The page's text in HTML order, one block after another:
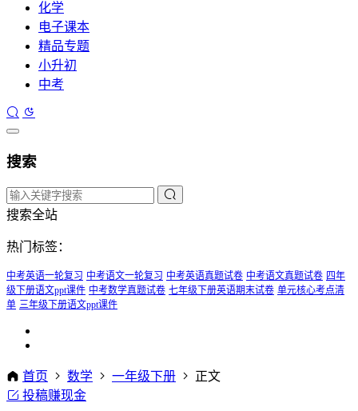
化学
电子课本
精品专题
小升初
中考
搜索
搜索全站
热门标签：
中考英语一轮复习 中考语文一轮复习 中考英语真题试卷 中考语文真题试卷 四年
级下册语文ppt课件 中考数学真题试卷 七年级下册英语期末试卷 单元核心考点清
单 三年级下册语文ppt课件
首页 数学 一年级下册
正文
投稿赚现金